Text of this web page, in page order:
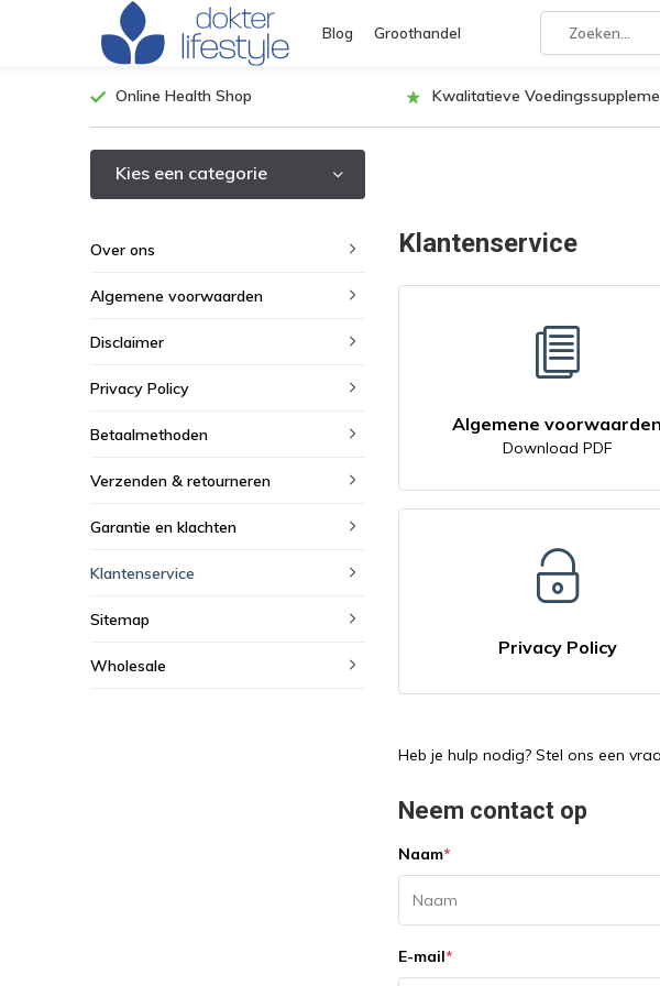
Blog Groothandel
Online Health Shop Kwalitatieve
Kies een categorie
Klantenservice
Algemene voorwaarden
Download PDF
Privacy Policy
Heb je hulp nodig? Stel ons een
Neem contact op
Naam*
E-mail*
Over ons
Algemene voorwaarden
Disclaimer
Privacy Policy
Betaalmethoden
Verzenden & retourneren
Garantie en klachten
Klantenservice
Sitemap
Wholesale